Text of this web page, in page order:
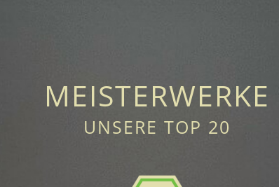
MEISTERWERKE
UNSERE TOP 20